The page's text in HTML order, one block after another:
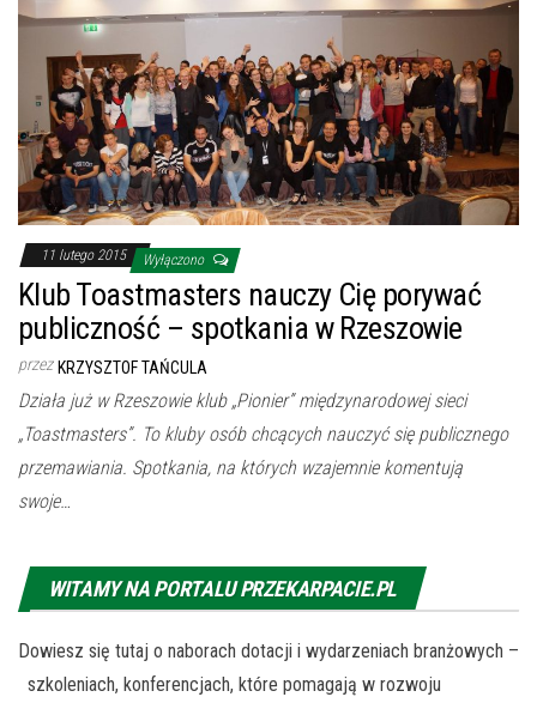
11 lutego 2015 Wyłączono
Klub Toastmasters nauczy Cię porywać
publiczność – spotkania w Rzeszowie
przez KRZYSZTOF TAŃCULA
Działa już w Rzeszowie klub „Pionier” międzynarodowej sieci
„Toastmasters”. To kluby osób chcących nauczyć się publicznego
przemawiania. Spotkania, na których wzajemnie komentują
swoje…
WITAMY NA PORTALU PRZEKARPACIE.PL
Dowiesz się tutaj o naborach dotacji i wydarzeniach branżowych –
szkoleniach, konferencjach, które pomagają w rozwoju